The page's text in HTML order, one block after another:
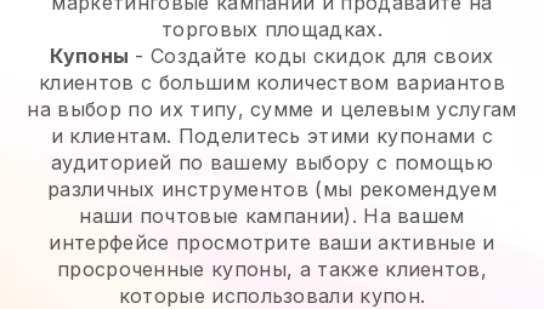
торговых площадках.
Купоны - Создайте коды скидок для своих
клиентов с большим количеством вариантов
на выбор по их типу, сумме и целевым услугам
и клиентам. Поделитесь этими купонами с
аудиторией по вашему выбору с помощью
различных инструментов (мы рекомендуем
наши почтовые кампании). На вашем
интерфейсе просмотрите ваши активные и
просроченные купоны, а также клиентов,
которые использовали купон.